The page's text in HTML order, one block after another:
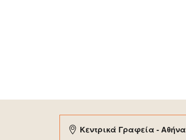
Κεντρικά Γραφεία - Αθήνα